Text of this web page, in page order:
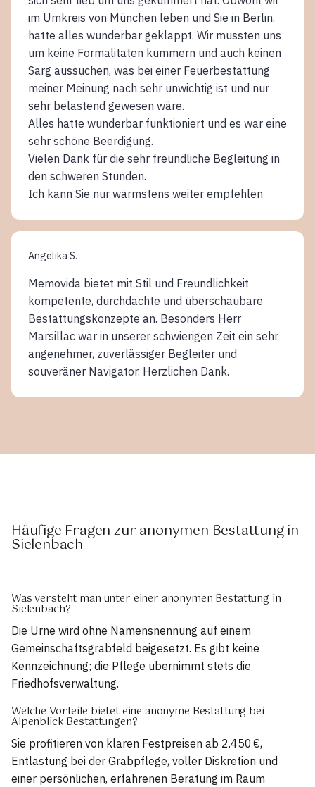
im Umkreis von München leben und Sie in Berlin,
hatte alles wunderbar geklappt. Wir mussten uns
um keine Formalitäten kümmern und auch keinen
Sarg aussuchen, was bei einer Feuerbestattung
meiner Meinung nach sehr unwichtig ist und nur
sehr belastend gewesen wäre.
Alles hatte wunderbar funktioniert und es war eine
sehr schöne Beerdigung.
Vielen Dank für die sehr freundliche Begleitung in
den schweren Stunden.
Ich kann Sie nur wärmstens weiter empfehlen
Angelika S.
Memovida bietet mit Stil und Freundlichkeit
kompetente, durchdachte und überschaubare
Bestattungskonzepte an. Besonders Herr
Marsillac war in unserer schwierigen Zeit ein sehr
angenehmer, zuverlässiger Begleiter und
souveräner Navigator. Herzlichen Dank.
Häufige Fragen zur anonymen Bestattung in
Sielenbach
Was versteht man unter einer anonymen Bestattung in
Sielenbach?
Die Urne wird ohne Namensnennung auf einem
Gemeinschaftsgrabfeld beigesetzt. Es gibt keine
Kennzeichnung; die Pflege übernimmt stets die
Friedhofsverwaltung.
Welche Vorteile bietet eine anonyme Bestattung bei
Alpenblick Bestattungen?
Sie profitieren von klaren Festpreisen ab 2.450 €,
Entlastung bei der Grabpflege, voller Diskretion und
einer persönlichen, erfahrenen Beratung im Raum